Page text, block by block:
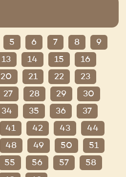
5 6 7 8
9
13 14 15
16
20 21 22
23
27 28 29
30
34 35 36
37
41 42 43
44
48 49 50
51
55 56 57
58